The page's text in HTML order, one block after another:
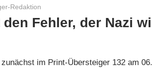
Redaktion
den Fehler, der Nazi
im Print-Übersteiger 132 am